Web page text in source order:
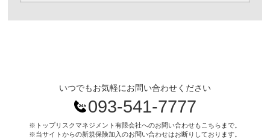
いつでもお気軽にお問い合わせください
093-541-7777
※トップリスクマネジメント有限会社へのお問い合わせもこちらまで。
※当サイトからの新規保険加入のお問い合わせはお断りしております。